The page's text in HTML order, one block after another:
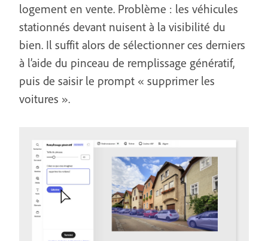
logement en vente. Problème : les véhicules
stationnés devant nuisent à la visibilité du
bien. Il suffit alors de sélectionner ces derniers
à l’aide du pinceau de remplissage génératif,
puis de saisir le prompt « supprimer les
voitures ».